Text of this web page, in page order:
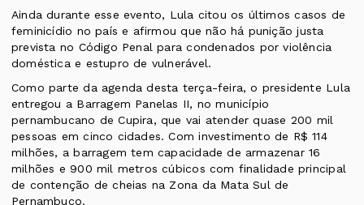
Ainda durante esse evento, Lula citou os últimos casos de
feminicídio no país e afirmou que não há punição justa
prevista no Código Penal para condenados por violência
doméstica e estupro de vulnerável.
Como parte da agenda desta terça-feira, o presidente Lula
entregou a Barragem Panelas II, no município
pernambucano de Cupira, que vai atender quase 200 mil
pessoas em cinco cidades. Com investimento de R$ 114
milhões, a barragem tem capacidade de armazenar 16
milhões e 900 mil metros cúbicos com finalidade principal
de contenção de cheias na Zona da Mata Sul de
Pernambuco.